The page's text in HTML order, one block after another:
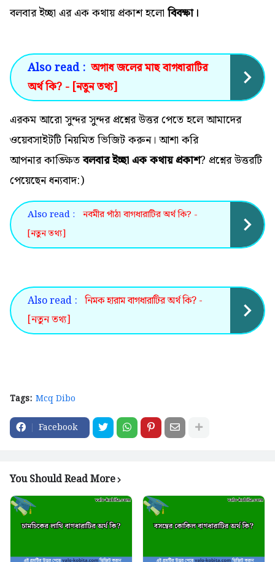
বলবার ইচ্ছা এর এক কথায় প্রকাশ হলোবিবক্ষা।
Also read : অগাধ জলের মাছ বাগধারাটির
অর্থ কি? - [নতুন তথ্য]
এরকম আরো সুন্দর সুন্দর প্রশ্নের উত্তর পেতে হলে আমাদের
ওয়েবসাইটটি নিয়মিত ভিজিট করুন। আশা করি
আপনার কাঙ্ক্ষিতবলবার ইচ্ছা এক কথায় প্রকাশ? প্রশ্নের উত্তরটি
পেয়েছেন ধন্যবাদ:)
Also read : নবমীর পাঁঠা বাগধারাটির অর্থ কি? -
[নতুন তথ্য]
Also read : নিমক হারাম বাগধারাটির অর্থ কি? -
[নতুন তথ্য]
Tags: Mcq Dibo
Facebook
You Should Read More